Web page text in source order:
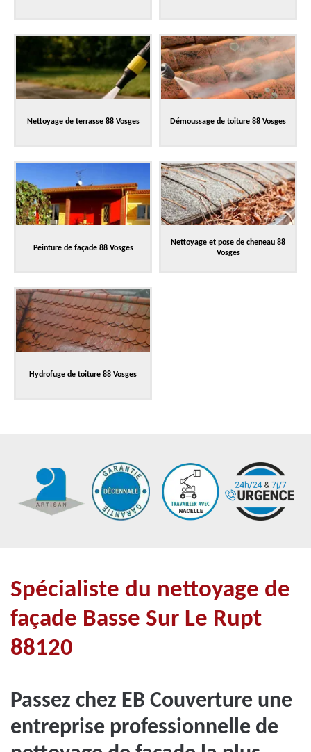
Nettoyage de terrasse 88 Vosges Démoussage de toiture 88 Vosges
Peinture de façade 88 Vosges
Nettoyage et pose de cheneau 88
Vosges
Hydrofuge de toiture 88 Vosges
Spécialiste du nettoyage de
façade Basse Sur Le Rupt
88120
Passez chez EB Couverture une
entreprise professionnelle de